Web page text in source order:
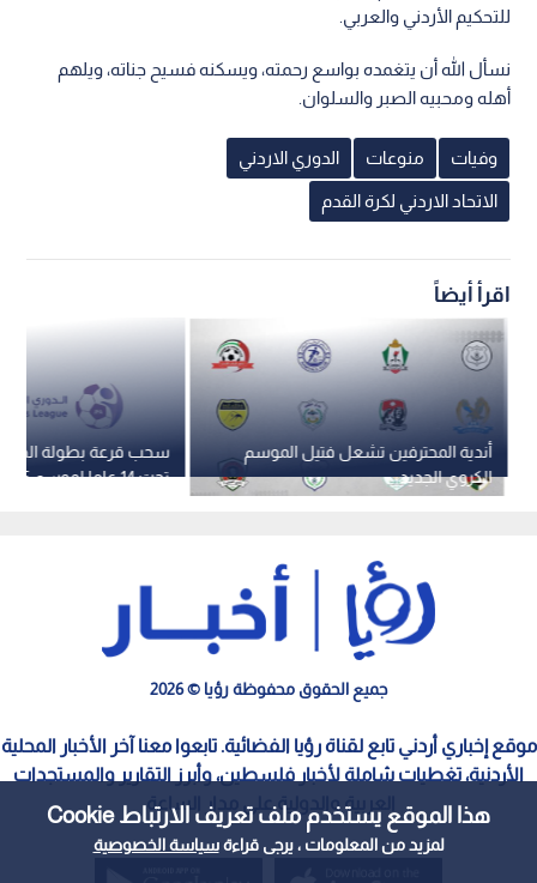
هذا الموقع يستخدم ملف تعريف الارتباط Cookie
لمزيد من المعلومات ، يرجى قراءةسياسة الخصوصية
للتحكيم الأردني والعربي.
نسأل الله أن يتغمده بواسع رحمته، ويسكنه فسيح جناته، ويلهم
أهله ومحبيه الصبر والسلوان.
وفيات منوعات الدوري الاردني
الاتحاد الاردني لكرة القدم
اقرأ أيضاً
سحب قرعة بطولة
أندية المحترفين تشعل فتيل الموسم
الكروي الجديد
جميع الحقوق محفوظة رؤيا © 2026
موقع إخباري أردني تابع لقناة رؤيا الفضائية. تابعوا معنا آخر الأخبار المحلية
الأردنية، تغطيات شاملة لأخبار فلسطين، وأبرز التقارير والمستجدات
العربية والدولية على مدار الساعة.